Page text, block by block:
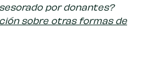
por donantes?
sobre otras formas de